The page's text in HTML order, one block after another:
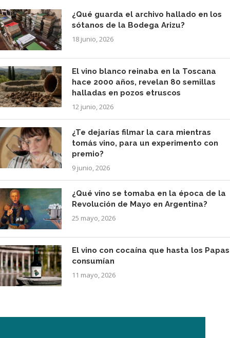
¿Qué guarda el archivo hallado en los
sótanos de la Bodega Arizu?
18 junio, 2026
El vino blanco reinaba en la Toscana
hace 2000 años, revelan 80 semillas
halladas en pozos etruscos
12 junio, 2026
¿Te dejarías filmar la cara mientras
tomás vino, para un experimento con
premio?
9 junio, 2026
¿Qué vino se tomaba en la época de la
Revolución de Mayo en Argentina?
25 mayo, 2026
El vino con cocaína que hasta los Papas
consumían
11 mayo, 2026